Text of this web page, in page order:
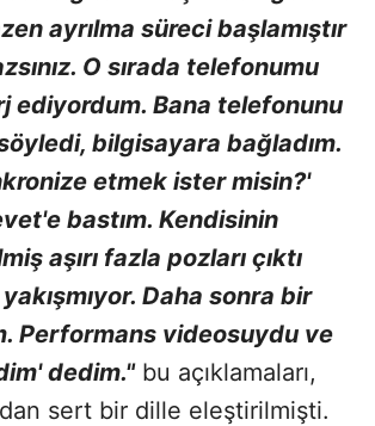
ayrılma süreci başlamıştır
O sırada telefonumu
ediyordum. Bana telefonunu
bilgisayara bağladım.
etmek ister misin?'
bastım. Kendisinin
aşırı fazla pozları çıktı
Daha sonra bir
Performans videosuydu ve
dedim."bu açıklamaları,
sert bir dille eleştirilmişti.